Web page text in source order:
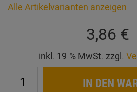
Alle Artikelvarianten anzeigen
3,86 €
inkl. 19 % MwSt. zzgl.
IN DEN